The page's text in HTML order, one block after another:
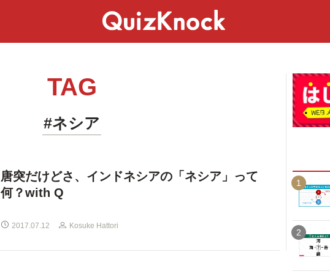
TAG
#ネシア
唐突だけどさ、インドネシアの「ネシア」って
何？with Q
2017.07.12 Kosuke Hattori
1
2